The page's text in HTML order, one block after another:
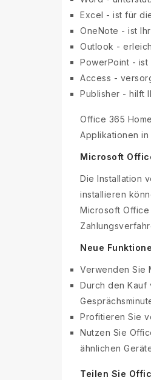
Excel - ist für
OneNote - ist
Outlook -
PowerPoint -
Access -
Publisher - hilft
Office 365
Applikationen
Microsoft
Die Installation
installieren
Microsoft Office
Neue
Verwenden Sie
Durch den Kauf
Profitieren Sie
Nutzen Sie
ähnlichen
Teilen Sie